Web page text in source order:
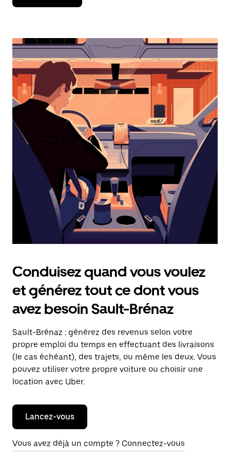
la
bas
ouvrir
le
calendrier
sélectionner
une
date.
Appuyez
sur
touche
pour
fermer
le
calendrier.
Conduisez quand vous voulez
et générez tout ce dont vous
avez besoin Sault-Brénaz
Sault-Brénaz : générez des revenus selon votre
propre emploi du temps en effectuant des livraisons
(le cas échéant), des trajets, ou même les deux. Vous
pouvez utiliser votre propre voiture ou choisir une
location avec Uber.
Lancez-vous
Vous avez déjà un compte ? Connectez-vous